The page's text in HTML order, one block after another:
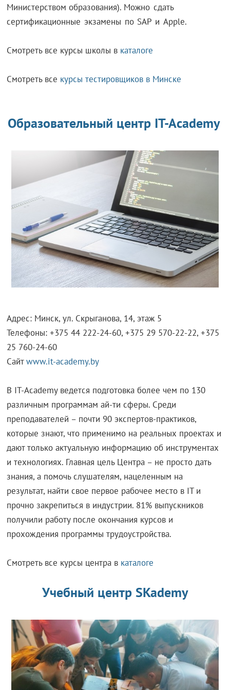
Министерством образования). Можно сдать
сертификационные экзамены по SAP и Apple.
Смотреть все курсы школы в каталоге
Смотреть все курсы тестировщиков в Минске
Образовательный центр IT-Academy
Адрес: Минск, ул. Скрыганова, 14, этаж 5
Телефоны: +375 44 222-24-60, +375 29 570-22-22, +375
25 760-24-60
Сайтwww.it-academy.by
В IT-Academy ведется подготовка более чем по 130
различным программам ай-ти сферы. Среди
преподавателей – почти 90 экспертов-практиков,
которые знают, что применимо на реальных проектах и
дают только актуальную информацию об инструментах
и технологиях. Главная цель Центра – не просто дать
знания, а помочь слушателям, нацеленным на
результат, найти свое первое рабочее место в IT и
прочно закрепиться в индустрии. 81% выпускников
получили работу после окончания курсов и
прохождения программы трудоустройства.
Смотреть все курсы центра в каталоге
Учебный центр SKademy